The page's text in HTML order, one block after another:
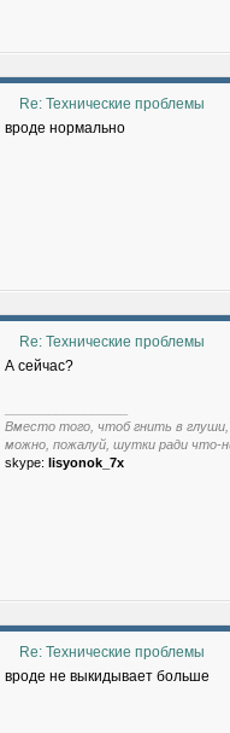
Re: Технические проблемы
вроде нормально
Re: Технические проблемы
А сейчас?
Вместо того, чтоб гнить в
можно, пожалуй, шутки ради что-
skype: lisyonok_7x
Re: Технические проблемы
вроде не выкидывает больше